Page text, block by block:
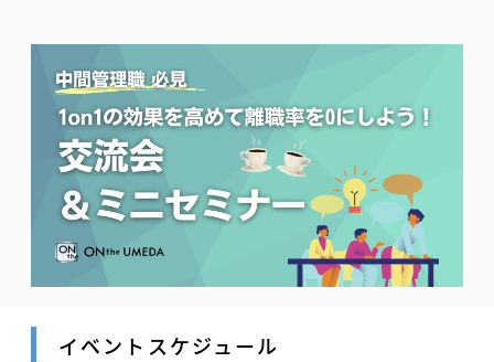
イベントスケジュール